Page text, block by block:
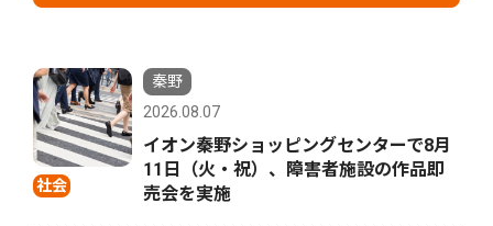
社会
秦野
2026.08.07
イオン秦野ショッピングセンターで8月
11日（火・祝）、障害者施設の作品即
売会を実施